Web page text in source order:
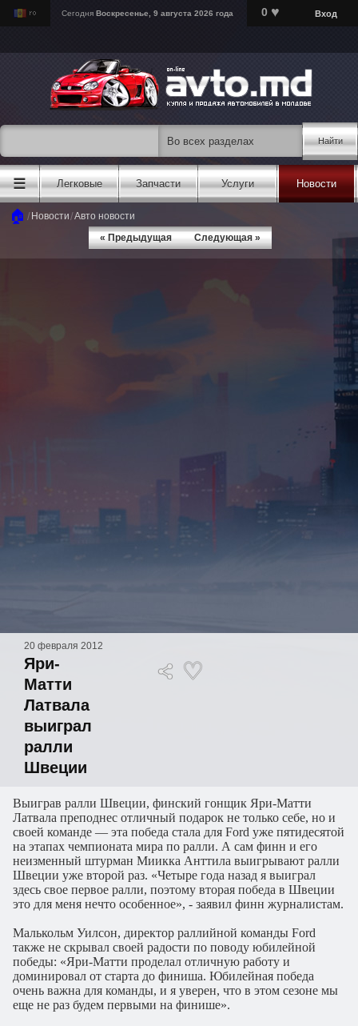
Сегодня Воскресенье, 9 августа 2026 года 0 ♥ Вход
Найти
☰ Легковые Запчасти Услуги Новости
🏠 / Новости/Авто новости
« Предыдущая
Следующая »
20 февраля 2012
Яри-
Матти
Латвала
выиграл
ралли
Швеции
Выиграв ралли Швеции, финский гонщик Яри-Матти
Латвала преподнес отличный подарок не только себе, но и
своей команде — эта победа стала для Ford уже пятидесятой
на этапах чемпионата мира по ралли. А сам финн и его
неизменный штурман Миикка Анттила выигрывают ралли
Швеции уже второй раз. «Четыре года назад я выиграл
здесь свое первое ралли, поэтому вторая победа в Швеции
это для меня нечто особенное», - заявил финн журналистам.
Малькольм Уилсон, директор раллийной команды Ford
также не скрывал своей радости по поводу юбилейной
победы: «Яри-Матти проделал отличную работу и
доминировал от старта до финиша. Юбилейная победа
очень важна для команды, и я уверен, что в этом сезоне мы
еще не раз будем первыми на финише».